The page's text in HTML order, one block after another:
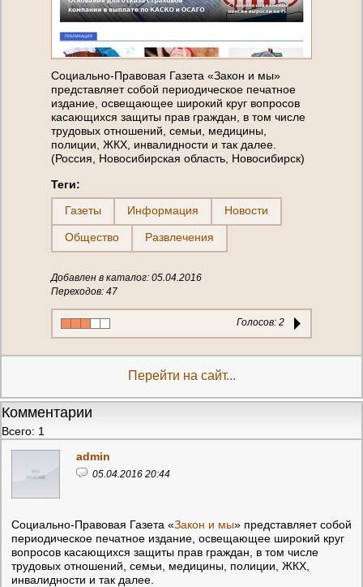
Социально-Правовая Газета «Закон и мы»
представляет собой периодическое печатное
издание, освещающее широкий круг вопросов
касающихся защиты прав граждан, в том числе
трудовых отношений, семьи, медицины,
полиции, ЖКХ, инвалидности и так далее.
(Россия, Новосибирская область, Новосибирск)
Теги:
Газеты
Информация Новости
Общество Развлечения
Добавлен в каталог: 05.04.2016
Переходов: 47
Голосов: 2
Перейти на сайт...
Комментарии
Всего: 1
admin
05.04.2016 20:44
Социально-Правовая Газета «Закон и мы» представляет собой
периодическое печатное издание, освещающее широкий круг
вопросов касающихся защиты прав граждан, в том числе
трудовых отношений, семьи, медицины, полиции, ЖКХ,
инвалидности и так далее.